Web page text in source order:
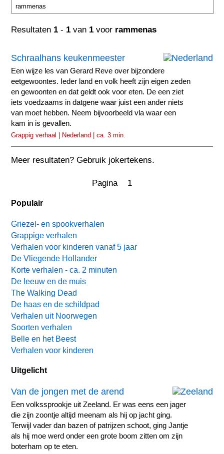
Resultaten 1 - 1 van 1 voor rammenas
Schraalhans keukenmeester
Een wijze les van Gerard Reve over bijzondere
eetgewoontes. Ieder land en volk heeft zijn eigen zeden
en gewoonten en dat geldt ook voor eten. De een ziet
iets voedzaams in datgene waar juist een ander niets
van moet hebben. Neem bijvoorbeeld vla waar een
kam in is gevallen.
Grappig verhaal | Nederland | ca. 3 min.
Meer resultaten? Gebruik jokertekens.
Pagina 1
Populair
Griezel- en spookverhalen
Grappige verhalen
Verhalen voor kinderen vanaf 5 jaar
De Vliegende Hollander
Korte verhalen - ca. 2 minuten
De leeuw en de muis
The Walking Dead
De haas en de schildpad
Verhalen uit Noorwegen
Soorten verhalen
Belle en het Beest
Verhalen voor kinderen
Uitgelicht
Van de jongen met de arend
Een volkssprookje uit Zeeland. Er was eens een jager
die zijn zoontje altijd meenam als hij op jacht ging.
Terwijl vader dan bazen of patrijzen schoot, ging Jantje
als hij moe werd onder een grote boom zitten om zijn
boterham op te eten.